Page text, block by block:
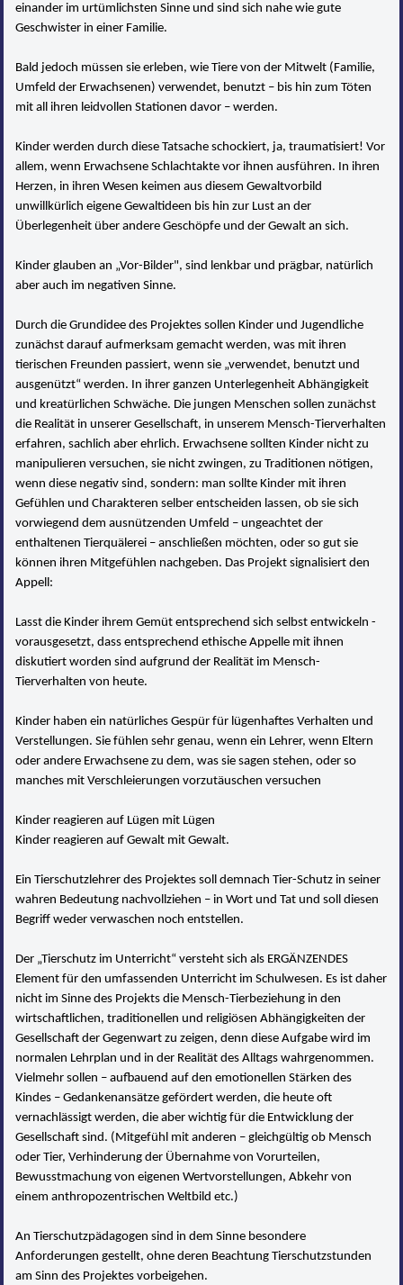
einander im urtümlichsten Sinne und sind sich nahe wie gute
Geschwister in einer Familie.
Bald jedoch müssen sie erleben, wie Tiere von der Mitwelt (Familie,
Umfeld der Erwachsenen) verwendet, benutzt – bis hin zum Töten
mit all ihren leidvollen Stationen davor – werden.
Kinder werden durch diese Tatsache schockiert, ja, traumatisiert! Vor
allem, wenn Erwachsene Schlachtakte vor ihnen ausführen. In ihren
Herzen, in ihren Wesen keimen aus diesem Gewaltvorbild
unwillkürlich eigene Gewaltideen bis hin zur Lust an der
Überlegenheit über andere Geschöpfe und der Gewalt an sich.
Kinder glauben an „Vor-Bilder", sind lenkbar und prägbar, natürlich
aber auch im negativen Sinne.
Durch die Grundidee des Projektes sollen Kinder und Jugendliche
zunächst darauf aufmerksam gemacht werden, was mit ihren
tierischen Freunden passiert, wenn sie „verwendet, benutzt und
ausgenützt“ werden. In ihrer ganzen Unterlegenheit Abhängigkeit
und kreatürlichen Schwäche. Die jungen Menschen sollen zunächst
die Realität in unserer Gesellschaft, in unserem Mensch-Tierverhalten
erfahren, sachlich aber ehrlich. Erwachsene sollten Kinder nicht zu
manipulieren versuchen, sie nicht zwingen, zu Traditionen nötigen,
wenn diese negativ sind, sondern: man sollte Kinder mit ihren
Gefühlen und Charakteren selber entscheiden lassen, ob sie sich
vorwiegend dem ausnützenden Umfeld – ungeachtet der
enthaltenen Tierquälerei – anschließen möchten, oder so gut sie
können ihren Mitgefühlen nachgeben. Das Projekt signalisiert den
Appell:
Lasst die Kinder ihrem Gemüt entsprechend sich selbst entwickeln -
vorausgesetzt, dass entsprechend ethische Appelle mit ihnen
diskutiert worden sind aufgrund der Realität im Mensch-
Tierverhalten von heute.
Kinder haben ein natürliches Gespür für lügenhaftes Verhalten und
Verstellungen. Sie fühlen sehr genau, wenn ein Lehrer, wenn Eltern
oder andere Erwachsene zu dem, was sie sagen stehen, oder so
manches mit Verschleierungen vorzutäuschen versuchen
Kinder reagieren auf Lügen mit Lügen
Kinder reagieren auf Gewalt mit Gewalt.
Ein Tierschutzlehrer des Projektes soll demnach Tier-Schutz in seiner
wahren Bedeutung nachvollziehen – in Wort und Tat und soll diesen
Begriff weder verwaschen noch entstellen.
Der „Tierschutz im Unterricht“ versteht sich als ERGÄNZENDES
Element für den umfassenden Unterricht im Schulwesen. Es ist daher
nicht im Sinne des Projekts die Mensch-Tierbeziehung in den
wirtschaftlichen, traditionellen und religiösen Abhängigkeiten der
Gesellschaft der Gegenwart zu zeigen, denn diese Aufgabe wird im
normalen Lehrplan und in der Realität des Alltags wahrgenommen.
Vielmehr sollen – aufbauend auf den emotionellen Stärken des
Kindes – Gedankenansätze gefördert werden, die heute oft
vernachlässigt werden, die aber wichtig für die Entwicklung der
Gesellschaft sind. (Mitgefühl mit anderen – gleichgültig ob Mensch
oder Tier, Verhinderung der Übernahme von Vorurteilen,
Bewusstmachung von eigenen Wertvorstellungen, Abkehr von
einem anthropozentrischen Weltbild etc.)
An Tierschutzpädagogen sind in dem Sinne besondere
Anforderungen gestellt, ohne deren Beachtung Tierschutzstunden
am Sinn des Projektes vorbeigehen.